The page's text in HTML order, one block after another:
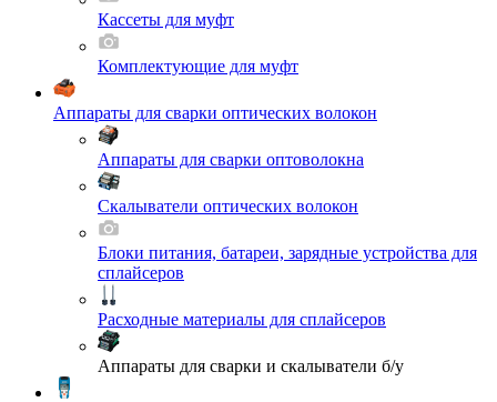
Кассеты для муфт
Комплектующие для муфт
Аппараты для сварки оптических волокон
Аппараты для сварки оптоволокна
Скалыватели оптических волокон
Блоки питания, батареи, зарядные устройства для
сплайсеров
Расходные материалы для сплайсеров
Аппараты для сварки и скалыватели б/у